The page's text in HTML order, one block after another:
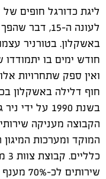
ליגת כדורגל חופים
לעונה ה-15,
באשקלון. בטורניר
חודש ימים בו
ואין ספק שתחרויות
בשנת 1990
הקבוצה מעניקה
המוקד ומערכות המיגון